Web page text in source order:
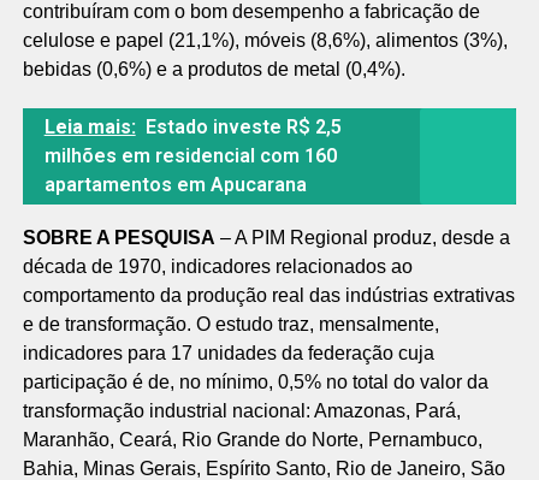
contribuíram com o bom desempenho a fabricação de
celulose e papel (21,1%), móveis (8,6%), alimentos (3%),
bebidas (0,6%) e a produtos de metal (0,4%).
Leia mais: Estado investe R$ 2,5
milhões em residencial com 160
apartamentos em Apucarana
SOBRE A PESQUISA – A PIM Regional produz, desde a
década de 1970, indicadores relacionados ao
comportamento da produção real das indústrias extrativas
e de transformação. O estudo traz, mensalmente,
indicadores para 17 unidades da federação cuja
participação é de, no mínimo, 0,5% no total do valor da
transformação industrial nacional: Amazonas, Pará,
Maranhão, Ceará, Rio Grande do Norte, Pernambuco,
Bahia, Minas Gerais, Espírito Santo, Rio de Janeiro, São